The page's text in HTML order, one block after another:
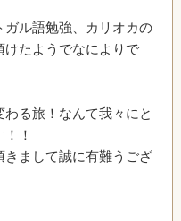
ル語勉強、カリオカの
たようでなによりで
る旅！なんて我々にと
！
きまして誠に有難うござ